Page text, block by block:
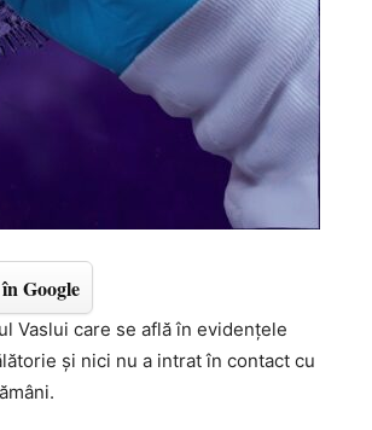
Google
Vaslui care se află în evidențele
și nici nu a intrat în contact cu